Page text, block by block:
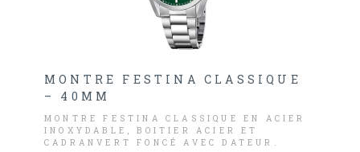
MONTRE FESTINA CLASSIQUE
– 40MM
MONTRE FESTINA CLASSIQUE EN ACIER
INOXYDABLE, BOITIER ACIER ET
CADRANVERT FONCÉ AVEC DATEUR.